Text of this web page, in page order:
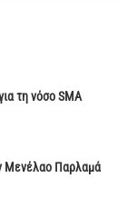
τη νόσο SMA
Μενέλαο Παρλαμά